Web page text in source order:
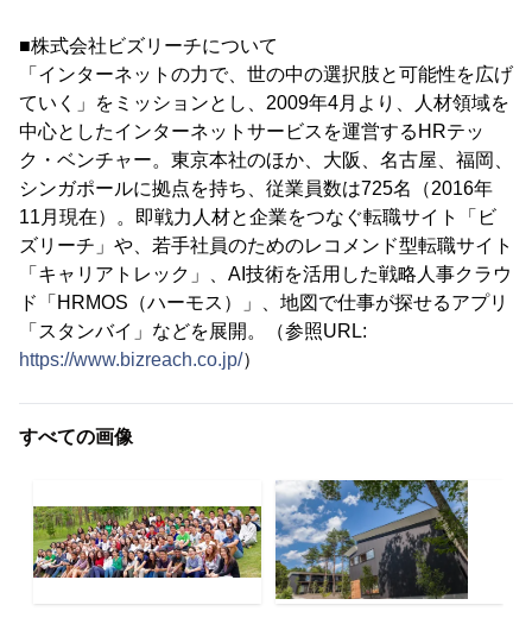
■株式会社ビズリーチについて
「インターネットの力で、世の中の選択肢と可能性を広げ
ていく」をミッションとし、2009年4月より、人材領域を
中心としたインターネットサービスを運営するHRテッ
ク・ベンチャー。東京本社のほか、大阪、名古屋、福岡、
シンガポールに拠点を持ち、従業員数は725名（2016年
11月現在）。即戦力人材と企業をつなぐ転職サイト「ビ
ズリーチ」や、若手社員のためのレコメンド型転職サイト
「キャリアトレック」、AI技術を活用した戦略人事クラウ
ド「HRMOS（ハーモス）」、地図で仕事が探せるアプリ
「スタンバイ」などを展開。（参照URL:
https://www.bizreach.co.jp/）
すべての画像